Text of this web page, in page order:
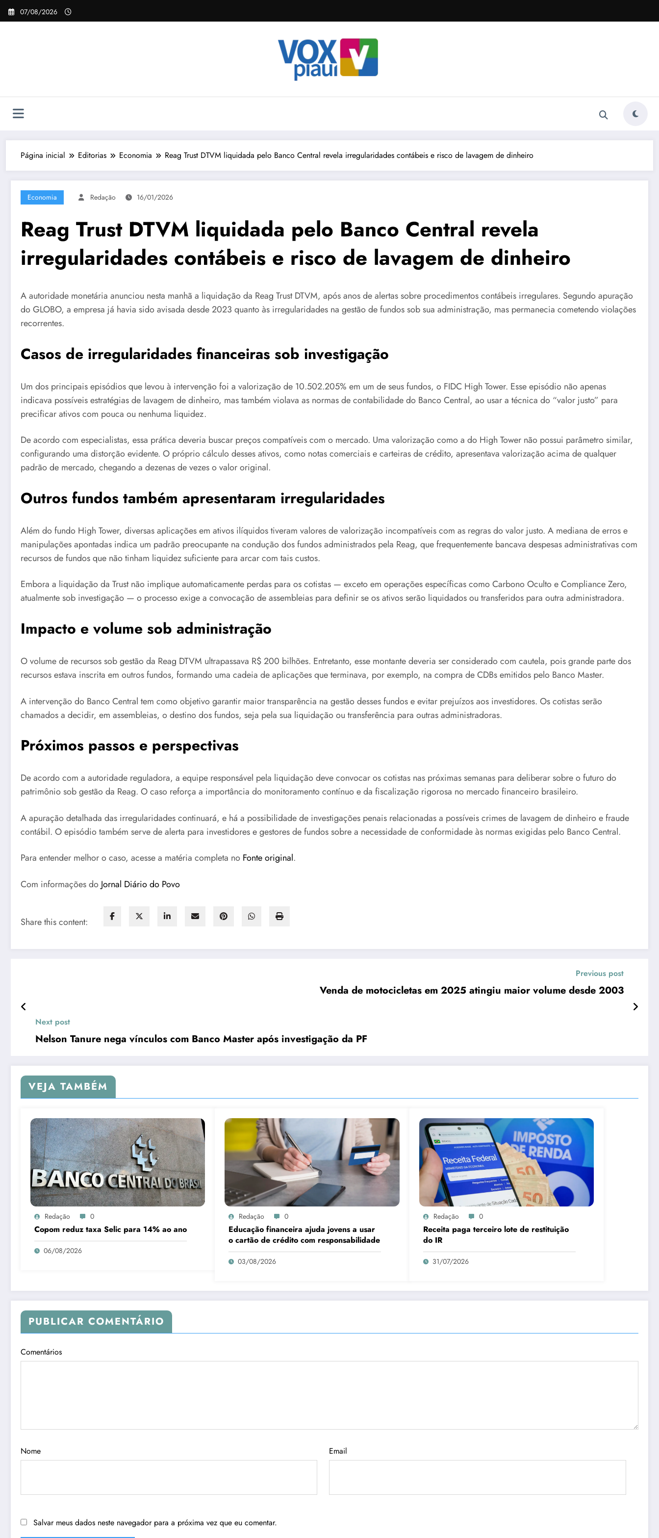
Pular
para
07/08/2026
Página inicial Editorias Economia Reag Trust DTVM liquidada pelo Banco Central revela irregularidades contábeis e risco de lavagem de dinheiro
Economia Redação 16/01/2026
Reag Trust DTVM liquidada pelo Banco Central revela
irregularidades contábeis e risco de lavagem de dinheiro
A autoridade monetária anunciou nesta manhã a liquidação da Reag Trust DTVM, após anos de alertas sobre procedimentos contábeis irregulares. Segundo apuração
do GLOBO, a empresa já havia sido avisada desde 2023 quanto às irregularidades na gestão de fundos sob sua administração, mas permanecia cometendo violações
recorrentes.
Casos de irregularidades financeiras sob investigação
Um dos principais episódios que levou à intervenção foi a valorização de 10.502.205% em um de seus fundos, o FIDC High Tower. Esse episódio não apenas
indicava possíveis estratégias de lavagem de dinheiro, mas também violava as normas de contabilidade do Banco Central, ao usar a técnica do “valor justo” para
precificar ativos com pouca ou nenhuma liquidez.
De acordo com especialistas, essa prática deveria buscar preços compatíveis com o mercado. Uma valorização como a do High Tower não possui parâmetro similar,
configurando uma distorção evidente. O próprio cálculo desses ativos, como notas comerciais e carteiras de crédito, apresentava valorização acima de qualquer
padrão de mercado, chegando a dezenas de vezes o valor original.
Outros fundos também apresentaram irregularidades
Além do fundo High Tower, diversas aplicações em ativos ilíquidos tiveram valores de valorização incompatíveis com as regras do valor justo. A mediana de erros e
manipulações apontadas indica um padrão preocupante na condução dos fundos administrados pela Reag, que frequentemente bancava despesas administrativas com
recursos de fundos que não tinham liquidez suficiente para arcar com tais custos.
Embora a liquidação da Trust não implique automaticamente perdas para os cotistas — exceto em operações específicas como Carbono Oculto e Compliance Zero,
atualmente sob investigação — o processo exige a convocação de assembleias para definir se os ativos serão liquidados ou transferidos para outra administradora.
Impacto e volume sob administração
O volume de recursos sob gestão da Reag DTVM ultrapassava R$ 200 bilhões. Entretanto, esse montante deveria ser considerado com cautela, pois grande parte dos
recursos estava inscrita em outros fundos, formando uma cadeia de aplicações que terminava, por exemplo, na compra de CDBs emitidos pelo Banco Master.
A intervenção do Banco Central tem como objetivo garantir maior transparência na gestão desses fundos e evitar prejuízos aos investidores. Os cotistas serão
chamados a decidir, em assembleias, o destino dos fundos, seja pela sua liquidação ou transferência para outras administradoras.
Próximos passos e perspectivas
De acordo com a autoridade reguladora, a equipe responsável pela liquidação deve convocar os cotistas nas próximas semanas para deliberar sobre o futuro do
patrimônio sob gestão da Reag. O caso reforça a importância do monitoramento contínuo e da fiscalização rigorosa no mercado financeiro brasileiro.
A apuração detalhada das irregularidades continuará, e há a possibilidade de investigações penais relacionadas a possíveis crimes de lavagem de dinheiro e fraude
contábil. O episódio também serve de alerta para investidores e gestores de fundos sobre a necessidade de conformidade às normas exigidas pelo Banco Central.
Para entender melhor o caso, acesse a matéria completa no Fonte original.
Com informações do Jornal Diário do Povo
Share this content:
Previous post
Venda de motocicletas em 2025 atingiu maior volume desde 2003
Next post
Nelson Tanure nega vínculos com Banco Master após investigação da PF
VEJA TAMBÉM
Redação 0
Copom reduz taxa Selic para 14% ao ano
06/08/2026
Redação 0
Educação financeira ajuda jovens a usar
o cartão de crédito com responsabilidade
03/08/2026
Redação 0
Receita paga terceiro lote de restituição
do IR
31/07/2026
PUBLICAR COMENTÁRIO
Comentários
Nome Email
Salvar meus dados neste navegador para a próxima vez que eu comentar.